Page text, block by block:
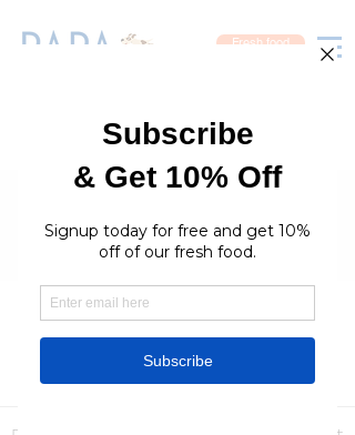
Fresh food
Groups
RaraPetcare Group
Public · 396 members
Join